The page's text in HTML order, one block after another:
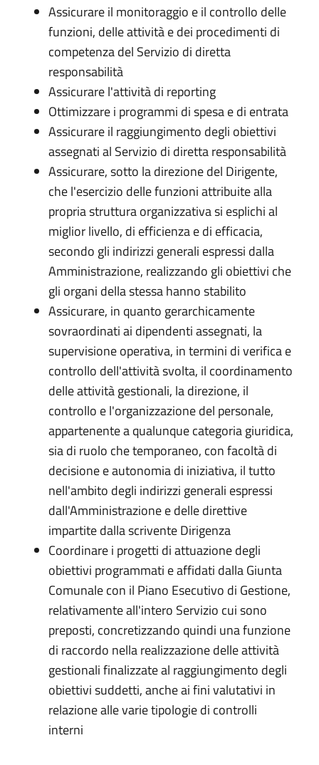
Assicurare il monitoraggio e il controllo delle
funzioni, delle attività e dei procedimenti di
competenza del Servizio di diretta
responsabilità
Assicurare l'attività di reporting
Ottimizzare i programmi di spesa e di entrata
Assicurare il raggiungimento degli obiettivi
assegnati al Servizio di diretta responsabilità
Assicurare, sotto la direzione del Dirigente,
che l'esercizio delle funzioni attribuite alla
propria struttura organizzativa si esplichi al
miglior livello, di efficienza e di efficacia,
secondo gli indirizzi generali espressi dalla
Amministrazione, realizzando gli obiettivi che
gli organi della stessa hanno stabilito
Assicurare, in quanto gerarchicamente
sovraordinati ai dipendenti assegnati, la
supervisione operativa, in termini di verifica e
controllo dell'attività svolta, il coordinamento
delle attività gestionali, la direzione, il
controllo e l'organizzazione del personale,
appartenente a qualunque categoria giuridica,
sia di ruolo che temporaneo, con facoltà di
decisione e autonomia di iniziativa, il tutto
nell'ambito degli indirizzi generali espressi
dall'Amministrazione e delle direttive
impartite dalla scrivente Dirigenza
Coordinare i progetti di attuazione degli
obiettivi programmati e affidati dalla Giunta
Comunale con il Piano Esecutivo di Gestione,
relativamente all'intero Servizio cui sono
preposti, concretizzando quindi una funzione
di raccordo nella realizzazione delle attività
gestionali finalizzate al raggiungimento degli
obiettivi suddetti, anche ai fini valutativi in
relazione alle varie tipologie di controlli
interni